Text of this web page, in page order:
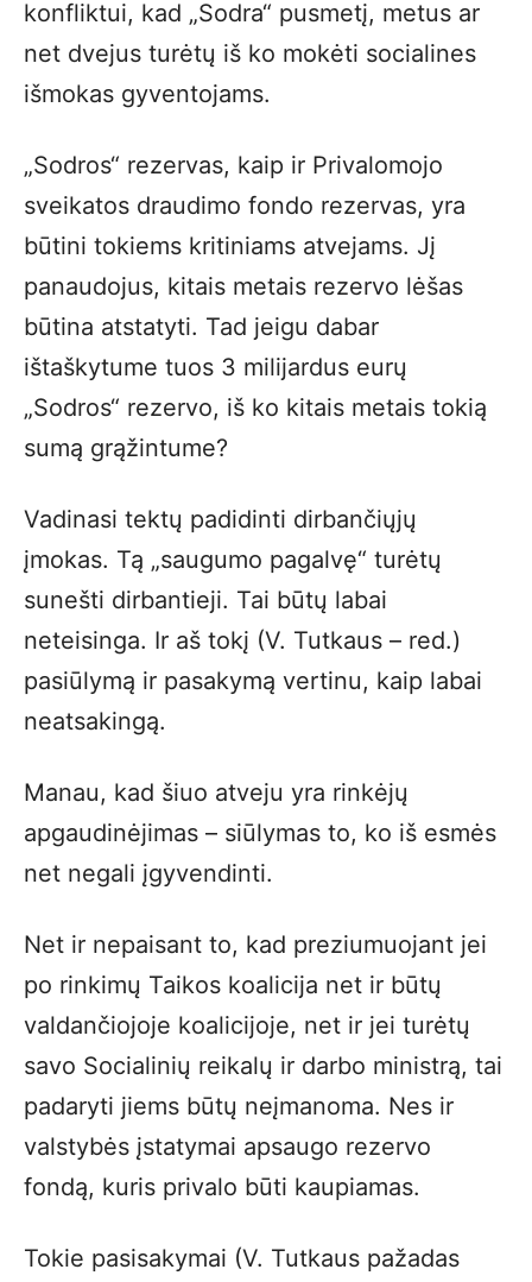
konfliktui, kad „Sodra“ pusmetį, metus ar
net dvejus turėtų iš ko mokėti socialines
išmokas gyventojams.
„Sodros“ rezervas, kaip ir Privalomojo
sveikatos draudimo fondo rezervas, yra
būtini tokiems kritiniams atvejams. Jį
panaudojus, kitais metais rezervo lėšas
būtina atstatyti. Tad jeigu dabar
ištaškytume tuos 3 milijardus eurų
„Sodros“ rezervo, iš ko kitais metais tokią
sumą grąžintume?
Vadinasi tektų padidinti dirbančiųjų
įmokas. Tą „saugumo pagalvę“ turėtų
sunešti dirbantieji. Tai būtų labai
neteisinga. Ir aš tokį (V. Tutkaus – red.)
pasiūlymą ir pasakymą vertinu, kaip labai
neatsakingą.
Manau, kad šiuo atveju yra rinkėjų
apgaudinėjimas – siūlymas to, ko iš esmės
net negali įgyvendinti.
Net ir nepaisant to, kad preziumuojant jei
po rinkimų Taikos koalicija net ir būtų
valdančiojoje koalicijoje, net ir jei turėtų
savo Socialinių reikalų ir darbo ministrą, tai
padaryti jiems būtų neįmanoma. Nes ir
valstybės įstatymai apsaugo rezervo
fondą, kuris privalo būti kaupiamas.
Tokie pasisakymai (V. Tutkaus pažadas